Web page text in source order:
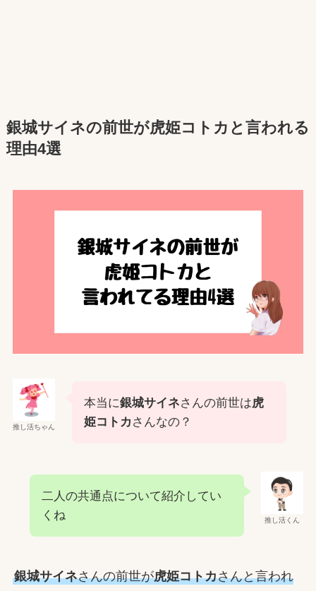
銀城サイネの前世が虎姫コトカ と言われる
理由4選
推し活ちゃん
本当に銀城サイネさんの前世は虎
姫コトカ さんなの？
推し活くん
二人の共通点について紹介してい
くね
銀城サイネさんの前世が虎姫コトカさんと言われ